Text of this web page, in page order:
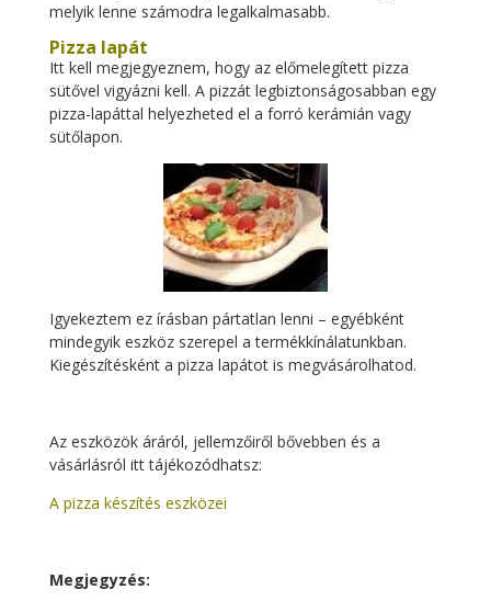
melyik lenne számodra legalkalmasabb.
Pizza lapát
Itt kell megjegyeznem, hogy az előmelegített pizza
sütővel vigyázni kell. A pizzát legbiztonságosabban egy
pizza-lapáttal helyezheted el a forró kerámián vagy
sütőlapon.
Igyekeztem ez írásban pártatlan lenni – egyébként
mindegyik eszköz szerepel a termékkínálatunkban.
Kiegészítésként a pizza lapátot is megvásárolhatod.
Az eszközök áráról, jellemzőiről bővebben és a
vásárlásról itt tájékozódhatsz:
A pizza készítés eszközei
Megjegyzés: